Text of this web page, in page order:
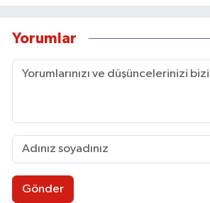
Yorumlar
Gönder